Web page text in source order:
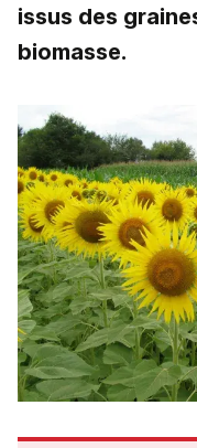
issus des
biomasse.